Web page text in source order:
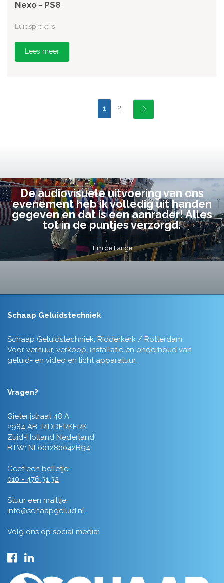
Nexo - PS8
Luidsprekers
Lees meer
1 2
De audiovisuele uitvoering van ons
evenement heb ik volledig uit handen
gegeven en dat is een aanrader! Alles
tot in de puntjes verzorgd.
Tim de Lange
Schaap Geluidstechniek
Schaap Geluidstechniek, Ridderkerk / Rotterdam.
Voor verhuur, verkoop, installatie en onderhoud van
geluid- en video en licht apparatuur.
Vragen?
Gieterijstraat 48 A
2984 AB RIDDERKERK
Zuid-Holland Nederland
BTW: NL001280042B94
Geef een belletje:
010 - 476 31 32
Stuur een mailtje:
info@schaapgeluid.nl
Volg ons op social media: